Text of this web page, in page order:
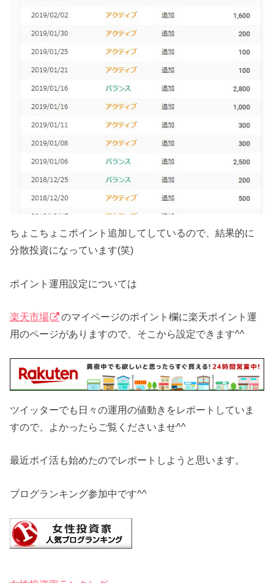
ちょこちょこポイント追加してしているので、結果的に
分散投資になっています(笑)
ポイント運用設定については
楽天市場
のマイページのポイント欄に楽天ポイント運
用のページがありますので、そこから設定できます^^
ツイッターでも日々の運用の値動きをレポートしていま
すので、よかったらご覧くださいませ^^
最近ポイ活も始めたのでレポートしようと思います。
ブログランキング参加中です^^